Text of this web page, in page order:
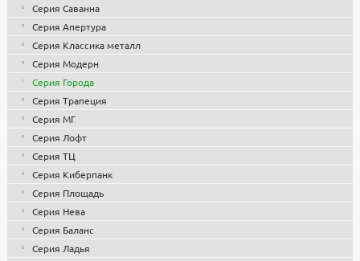
объемами, что позволило снизить себестоимость продукции.
Все изделия проходят контроль качества, используются
сертифицированные комплектующие и материалы. Гарантия
1 год.
Серия Саванна
Серия Апертура
Серия Классика металл
Серия Модерн
Серия Города
Серия Трапеция
Серия МГ
Серия Лофт
Серия ТЦ
Серия Киберпанк
Серия Площадь
Серия Нева
Серия Баланс
Серия Ладья